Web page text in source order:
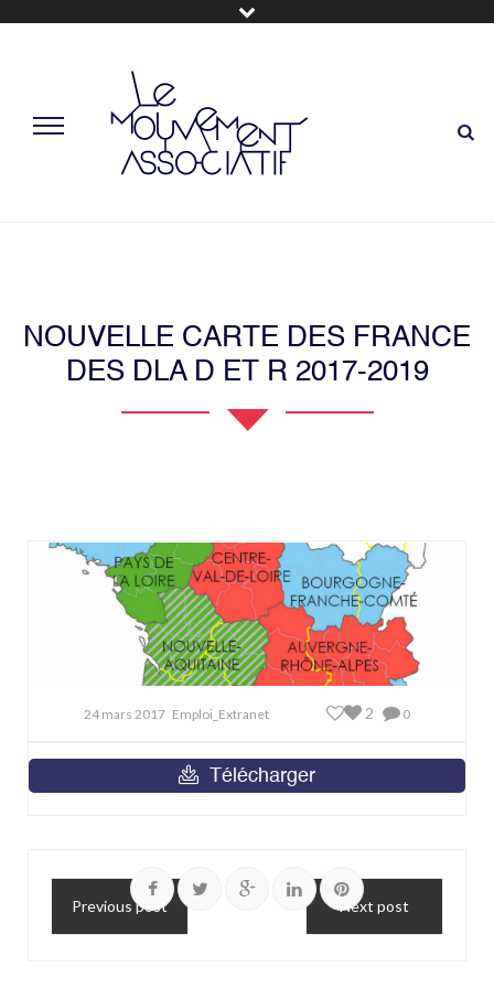
NOUVELLE CARTE DES FRANCE
DES DLA D ET R 2017-2019
24 mars 2017 Emploi_Extranet 0
2
Télécharger
Previous post Next post